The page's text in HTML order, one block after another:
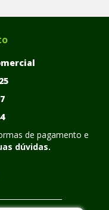
de pagamento e
dúvidas.